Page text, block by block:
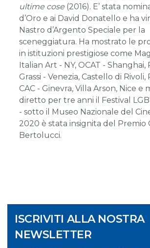
ultime cose (2016). E’ stata
d’Oro e ai David Donatello e ha
Nastro d’Argento Speciale per la
sceneggiatura. Ha mostrato le
in istituzioni prestigiose come
Italian Art - NY, OCAT - Shanghai,
Grassi - Venezia, Castello di Rivoli,
CAC - Ginevra, Villa Arson, Nice e
diretto per tre anni il Festival
- sotto il Museo Nazionale del
2020 è stata insignita del Premio
Bertolucci.
ISCRIVITI ALLA NOSTRA
NEWSLETTER